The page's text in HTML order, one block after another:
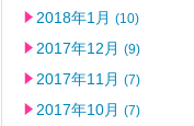
2018年1月 (10)
2017年12月 (9)
2017年11月 (7)
2017年10月 (7)